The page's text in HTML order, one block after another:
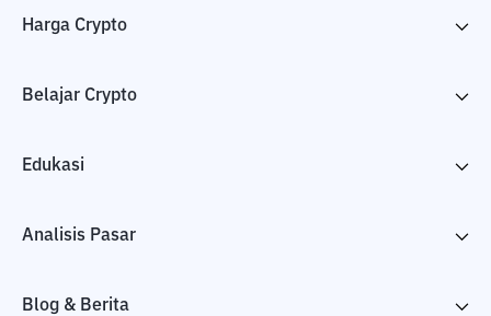
Harga Crypto
Belajar Crypto
Edukasi
Analisis Pasar
Blog & Berita